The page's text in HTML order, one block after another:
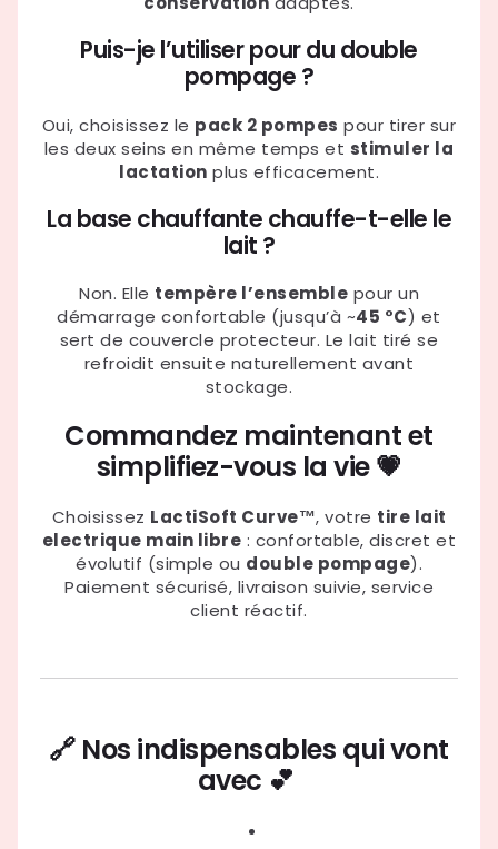
Puis-je l’utiliser pour du double
pompage ?
Oui, choisissez le pack 2 pompes pour tirer sur
les deux seins en même temps et stimuler la
lactation plus efficacement.
La base chauffante chauffe-t-elle le
lait ?
Non. Elle tempère l’ensemble pour un
démarrage confortable (jusqu’à ~45 °C) et
sert de couvercle protecteur. Le lait tiré se
refroidit ensuite naturellement avant
stockage.
Commandez maintenant et
simplifiez-vous la vie 💗
Choisissez LactiSoft Curve™, votre tire lait
electrique main libre : confortable, discret et
évolutif (simple ou double pompage).
Paiement sécurisé, livraison suivie, service
client réactif.
🔗 Nos indispensables qui vont
avec 💕